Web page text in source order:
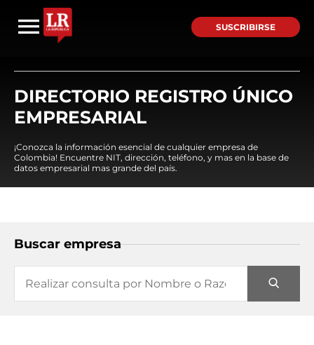
SUSCRIBIRSE
DIRECTORIO REGISTRO ÚNICO
EMPRESARIAL
¡Conozca la información esencial de cualquier empresa de
Colombia! Encuentre NIT, dirección, teléfono, y mas en la base de
datos empresarial mas grande del país.
Buscar empresa